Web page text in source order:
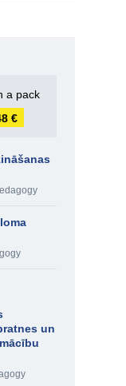
a pack
€
un